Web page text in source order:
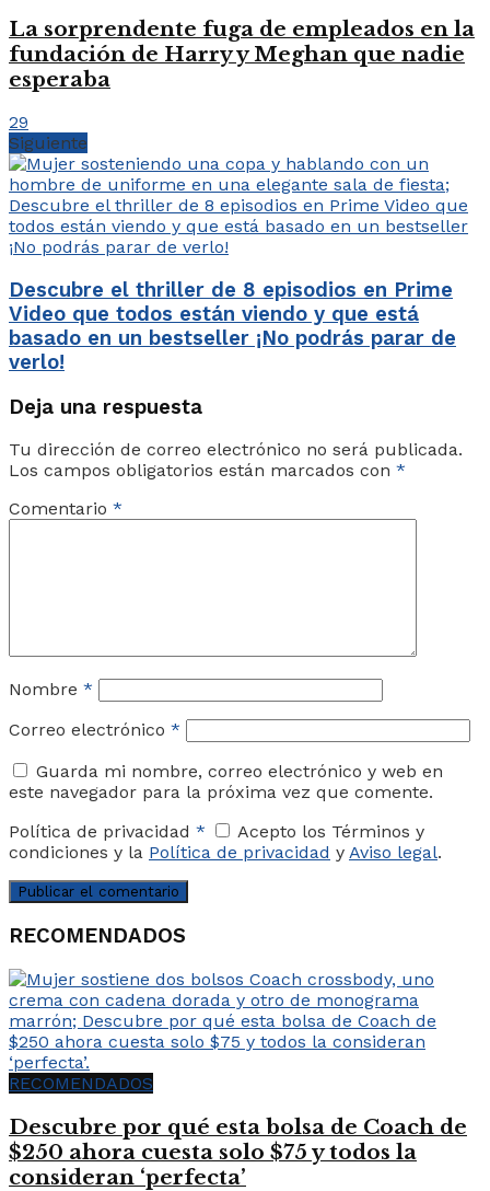
La sorprendente fuga de empleados en la
fundación de Harry y Meghan que nadie
esperaba
29
Siguiente
Descubre el thriller de 8 episodios en Prime
Video que todos están viendo y que está
basado en un bestseller ¡No podrás parar de
verlo!
Deja una respuesta
Tu dirección de correo electrónico no será publicada.
Los campos obligatorios están marcados con *
Comentario *
Nombre *
Correo electrónico *
Guarda mi nombre, correo electrónico y web en
este navegador para la próxima vez que comente.
Política de privacidad *
Acepto los Términos y
condiciones y la Política de privacidad y Aviso legal.
RECOMENDADOS
RECOMENDADOS
Descubre por qué esta bolsa de Coach de
$250 ahora cuesta solo $75 y todos la
consideran ‘perfecta’